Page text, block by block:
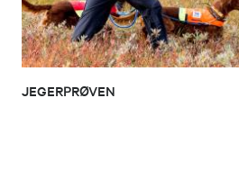
JEGERPRØVEN